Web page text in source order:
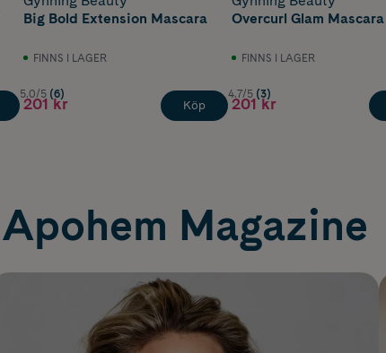
Big Bold Extension Mascara
FINNS I LAGER
5.0/5 (6)
201 kr Köp
Overcurl Glam Mascara
FINNS I LAGER
4.7/5 (3)
201 kr
Apohem Magazine